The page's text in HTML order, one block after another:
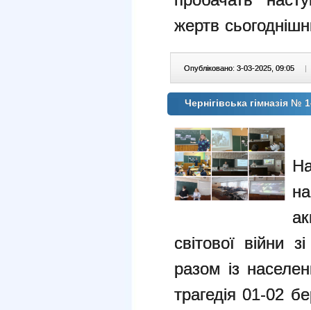
жертв
Опубліковано: 3-03-2025, 09:05 |
Чернігівська гімназія №
світової війни
разом із
трагедія 01-02